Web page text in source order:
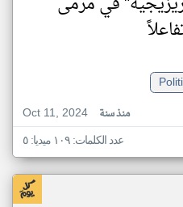
Oct 11, 2024
منذ سنة
عدد الكلمات: ١٠٩ ميديا: ٥